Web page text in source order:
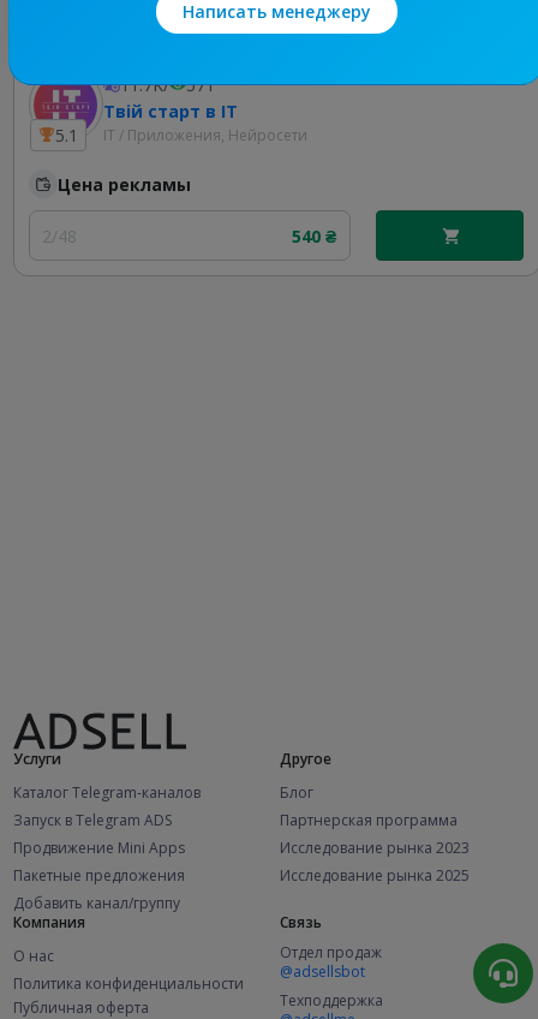
5.1
11.7K/
571
Твій старт в IT
IT / Приложения, Нейросети
Цена рекламы
2/48 540 ₴
Услуги
Каталог Telegram-каналов
Запуск в Telegram ADS
Продвижение Mini Apps
Пакетные предложения
Добавить канал/группу
Другое
Блог
Партнерская программа
Исследование рынка 2023
Исследование рынка 2025
Компания
О нас
Политика конфиденциальности
Публичная оферта
Связь
Отдел продаж
@adsellsbot
Техподдержка
Написать менеджеру